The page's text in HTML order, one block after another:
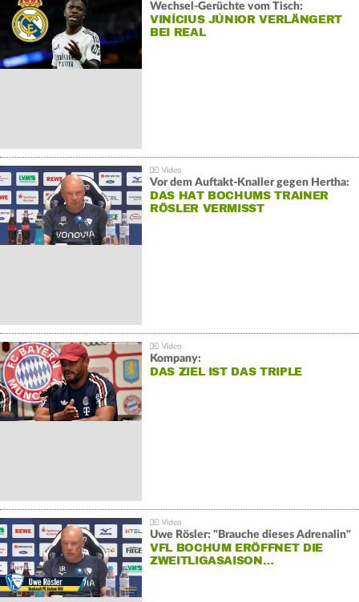
Wechsel-Gerüchte vom Tisch:
VINÍCIUS JÚNIOR VERLÄNGERT
BEI REAL
Vor dem Auftakt-Knaller gegen Hertha:
DAS HAT BOCHUMS TRAINER
RÖSLER VERMISST
Kompany:
DAS ZIEL IST DAS TRIPLE
Uwe Rösler: "Brauche dieses Adrenalin"
VFL BOCHUM ERÖFFNET DIE
ZWEITLIGASAISON…